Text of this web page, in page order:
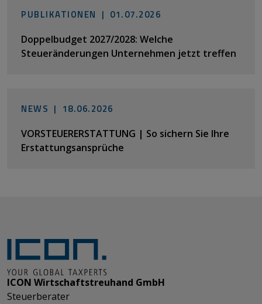
PUBLIKATIONEN | 01.07.2026
Doppelbudget 2027/2028: Welche
Steueränderungen Unternehmen jetzt treffen
NEWS | 18.06.2026
VORSTEUERERSTATTUNG | So sichern Sie Ihre
Erstattungsansprüche
ICON Wirtschaftstreuhand GmbH
Steuerberater